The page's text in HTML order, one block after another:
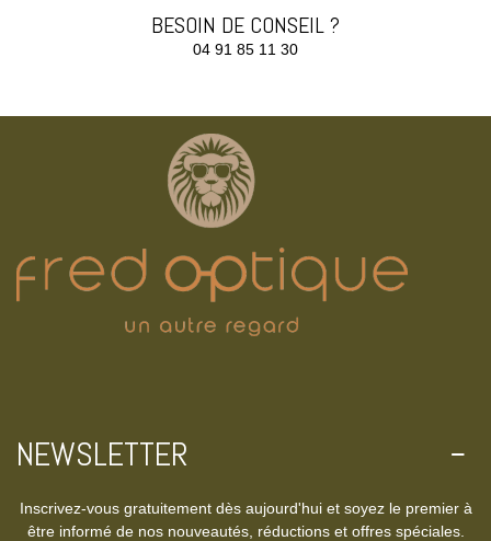
BESOIN DE CONSEIL ?
04 91 85 11 30‬
NEWSLETTER
Inscrivez-vous gratuitement dès aujourd'hui et soyez le premier à
être informé de nos nouveautés, réductions et offres spéciales.